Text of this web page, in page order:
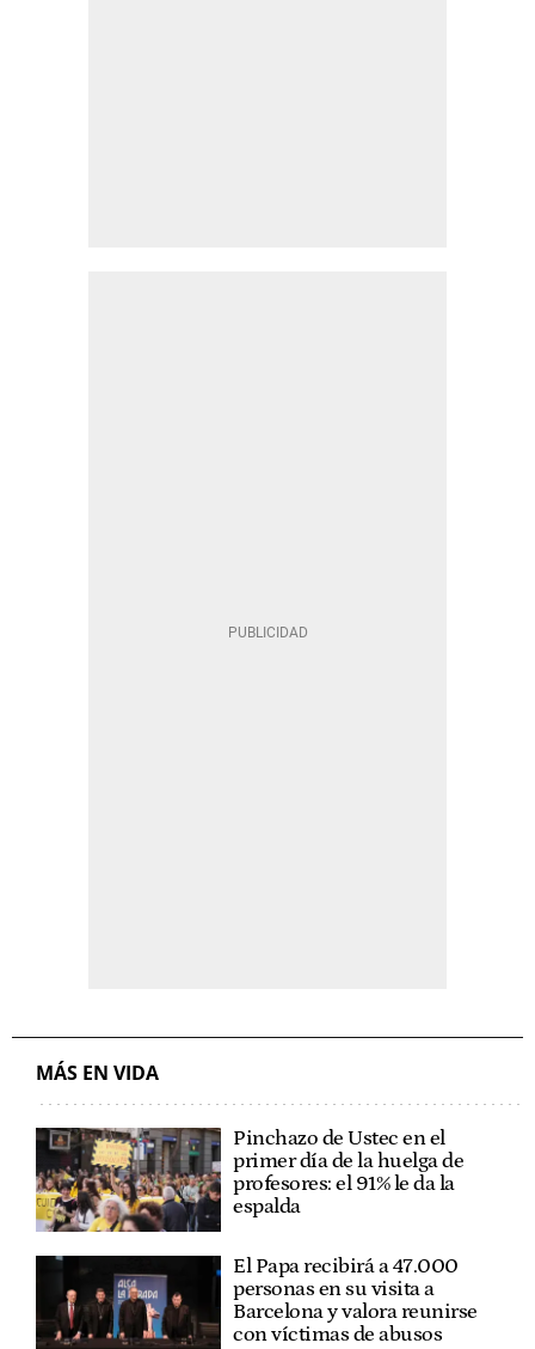
MÁS EN VIDA
Pinchazo de Ustec en el
primer día de la huelga de
profesores: el 91% le da la
espalda
El Papa recibirá a 47.000
personas en su visita a
Barcelona y valora reunirse
con víctimas de abusos